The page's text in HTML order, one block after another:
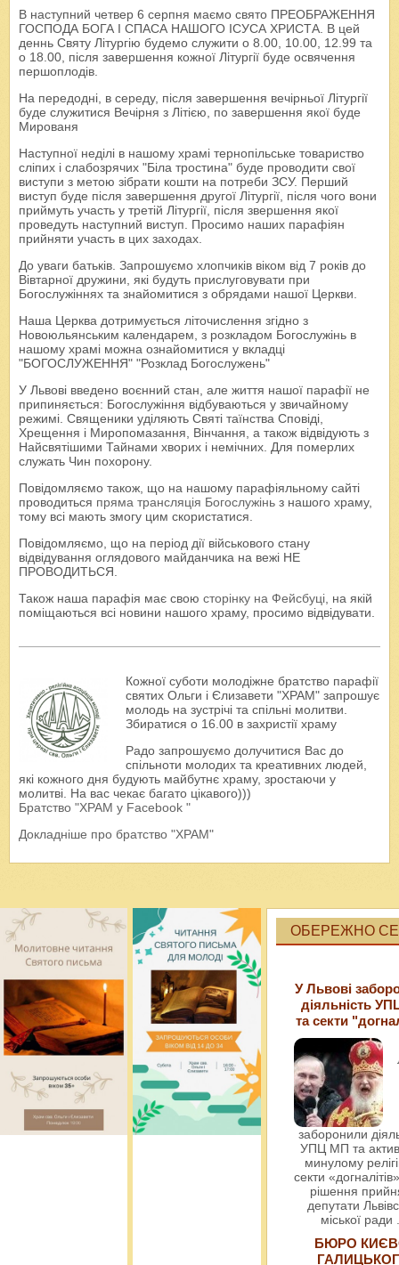
В наступний четвер 6 серпня маємо свято ПРЕОБРАЖЕННЯ
ГОСПОДА БОГА І СПАСА НАШОГО ІСУСА ХРИСТА. В цей
деннь Святу Літургію будемо служити о 8.00, 10.00, 12.99 та
о 18.00, після завершення кожної Літургії буде освячення
першоплодів.
На передодні, в середу, після завершення вечірньої Літургії
буде служитися Вечірня з Літією, по завершення якої буде
Мированя
Наступної неділі в нашому храмі тернопільське товариство
сліпих і слабозрячих "Біла тростина" буде проводити свої
виступи з метою зібрати кошти на потреби ЗСУ. Перший
виступ буде після завершення другої Літургії, після чого вони
приймуть участь у третій Літургії, після звершення якої
проведуть наступний виступ. Просимо наших парафіян
прийняти участь в цих заходах.
До уваги батьків. Запрошуємо хлопчиків віком від 7 років до
Вівтарної дружини, які будуть прислуговувати при
Богослужіннях та знайомитися з обрядами нашої Церкви.
Наша Церква дотримується літочислення згідно з
Новоюльянським календарем, з розкладом Богослужінь в
нашому храмі можна ознайомитися у вкладці
"БОГОСЛУЖЕННЯ" "Розклад Богослужень"
У Львові введено воєнний стан, але життя нашої парафії не
припиняється: Богослужіння відбуваються у звичайному
режимі. Священики уділяють Святі таїнства Сповіді,
Хрещення і Миропомазання, Вінчання, а також відвідують з
Найсвятішими Тайнами хворих і немічних. Для померлих
служать Чин похорону.
Повідомляємо також, що на нашому парафіяльному сайті
проводиться пряма трансляція Богослужінь з нашого храму,
тому всі мають змогу цим скористатися.
Повідомляємо, що на період дії військового стану
відвідування оглядового майданчика на вежі НЕ
ПРОВОДИТЬСЯ.
Також наша парафія має свою сторінку на Фейсбуці, на якій
поміщаються всі новини нашого храму, просимо відвідувати.
Кожної суботи молодіжне братство парафії
святих Ольги і Єлизавети "ХРАМ" запрошує
молодь на зустрічі та спільні молитви.
Збиратися о 16.00 в захристії храму
Радо запрошуємо долучитися Вас до
спільноти молодих та креативних людей,
які кожного дня будують майбутнє храму, зростаючи у
молитві. На вас чекає багато цікавого)))
Братство "ХРАМ у Facebook "
Докладніше про братство "ХРАМ"
ОБЕРЕЖНО
У Львові
діяльність
та секти
заборонили
УПЦ МП та
минулому
секти
рішення
депутати
міської ради
БЮРО